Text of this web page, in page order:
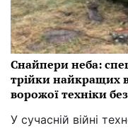
Снайпери неба:
трійки найкращих
ворожої техніки
У сучасній війні